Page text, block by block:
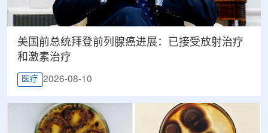
美国前总统拜登前列腺癌进展：已接受放射治疗
和激素治疗
医疗 2026-08-10